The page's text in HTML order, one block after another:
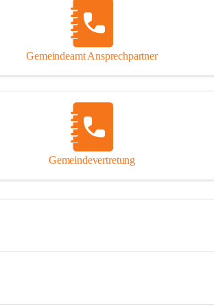
Gemeindeamt Ansprechpartner
Gemeindevertretung